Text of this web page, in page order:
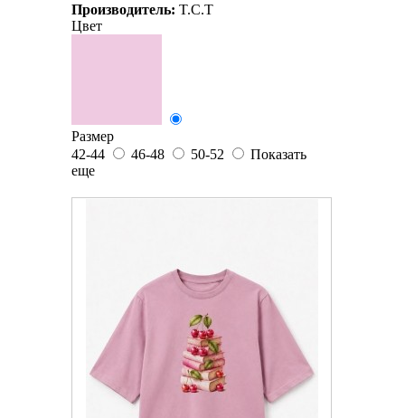
Производитель: T.C.T
Цвет
Размер
42-44
46-48 50-52
Показать
еще